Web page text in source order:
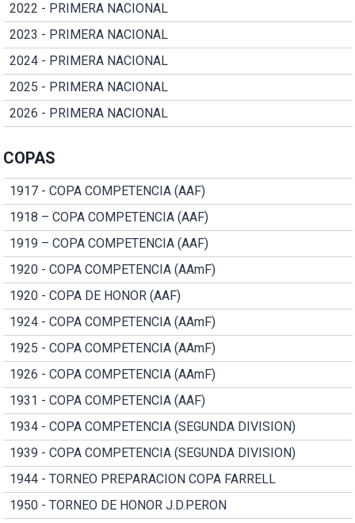
2022 - PRIMERA NACIONAL
2023 - PRIMERA NACIONAL
2024 - PRIMERA NACIONAL
2025 - PRIMERA NACIONAL
2026 - PRIMERA NACIONAL
COPAS
1917 - COPA COMPETENCIA (AAF)
1918 – COPA COMPETENCIA (AAF)
1919 – COPA COMPETENCIA (AAF)
1920 - COPA COMPETENCIA (AAmF)
1920 - COPA DE HONOR (AAF)
1924 - COPA COMPETENCIA (AAmF)
1925 - COPA COMPETENCIA (AAmF)
1926 - COPA COMPETENCIA (AAmF)
1931 - COPA COMPETENCIA (AAF)
1934 - COPA COMPETENCIA (SEGUNDA DIVISION)
1939 - COPA COMPETENCIA (SEGUNDA DIVISION)
1944 - TORNEO PREPARACION COPA FARRELL
1950 - TORNEO DE HONOR J.D.PERON